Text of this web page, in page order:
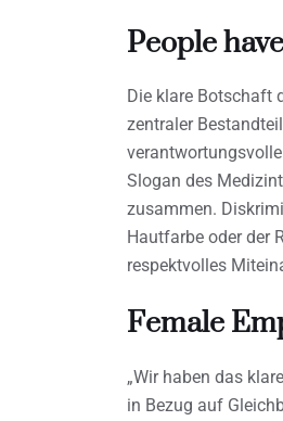
People
Die klare Botschaft
zentraler
Slogan des
zusammen.
Hautfarbe oder der
respektvolles
Female
„Wir haben das
in Bezug auf